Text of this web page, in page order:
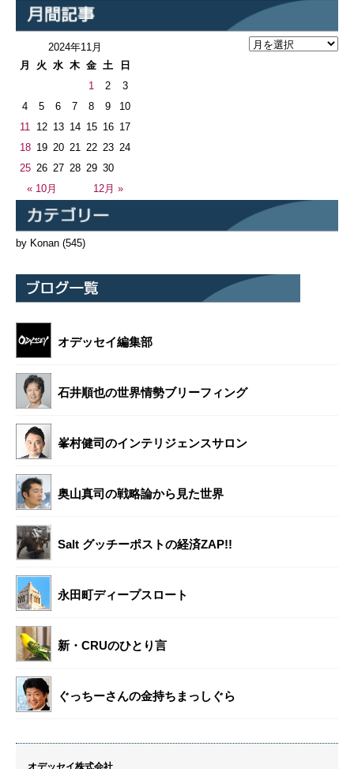
2024年11月
月
火 水 木 金 土 日
« 10月 12月 »
1 2
3
4
5 6 7 8 9
10
11
12 13 14 15 16 17
18 19 20 21 22 23 24
25 26 27 28 29 30
by Konan (545)
オデッセイ編集部
石井順也の世界情勢ブリーフィング
峯村健司のインテリジェンスサロン
奥山真司の戦略論から見た世界
Salt グッチーポストの経済ZAP!!
永田町ディープスロート
新・CRUのひとり言
ぐっちーさんの金持ちまっしぐら